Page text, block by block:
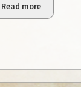
Read more